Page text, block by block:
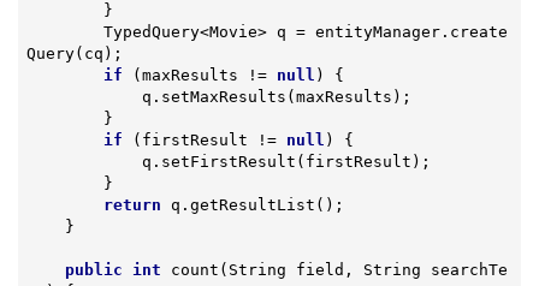
Query(cq);
if (maxResults != null ) {
if (firstResult != null ) {
return q.getResultList();
public int count (String field, String searchTe